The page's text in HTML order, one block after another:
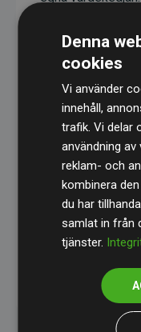
genomsnitt
som
Alla projekt
vilket
och full
specifika
initiativet
Denna
cookies
Vi använder
innehåll,
trafik. Vi delar
användning
reklam- och
kombinera
du har
samlat in från
tjänster.